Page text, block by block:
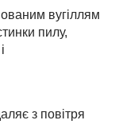
вугіллям
пилу,
з повітря